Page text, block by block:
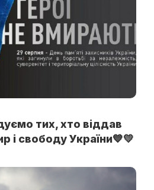
тих, хто віддав
і свободу України💙💛